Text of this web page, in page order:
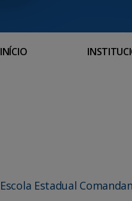
INÍCIO
Escola Estadual